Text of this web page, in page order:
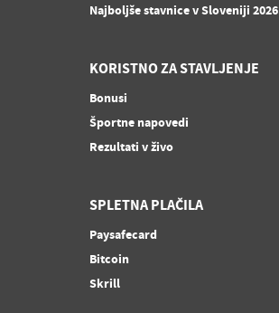
Najboljše stavnice v Sloveniji 2026
KORISTNO ZA STAVLJENJE
Bonusi
Športne napovedi
Rezultati v živo
SPLETNA PLAČILA
Paysafecard
Bitcoin
Skrill